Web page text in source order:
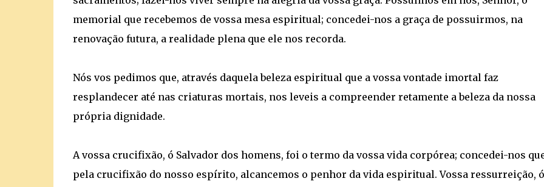
memorial que recebemos de vossa mesa espiritual; concedei-nos a graça de possuirmos, na
renovação futura, a realidade plena que ele nos recorda.
Nós vos pedimos que, através daquela beleza espiritual que a vossa vontade imortal faz
resplandecer até nas criaturas mortais, nos leveis a compreender retamente a beleza da nossa
própria dignidade.
A vossa crucifixão, ó Salvador dos homens, foi o termo da vossa vida corpórea; concedei-nos
pela crucifixão do nosso espírito, alcancemos o penhor da vida espiritual. Vossa ressurreição, ó